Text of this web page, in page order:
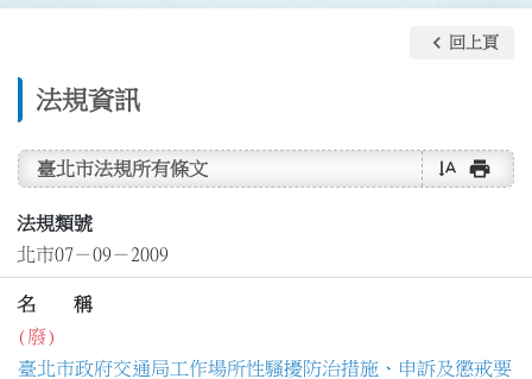
法規資訊
keyboard_arrow_left 回上頁
臺北市法規所有條文 text_rotate_vertical print
法規類號
北市07－09－2009
名 稱
(廢)
臺北市政府交通局工作場所性騷擾防治措施、申訴及懲戒要